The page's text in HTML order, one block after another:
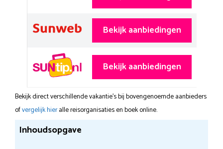
Bekijk aanbiedingen
Bekijk aanbiedingen
Bekijk direct verschillende vakantie's bij bovengenoemde aanbieders
ofvergelijk hieralle reisorganisaties en boek online.
Inhoudsopgave